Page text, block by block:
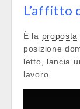
L’affitto
È la
posizione
letto, lancia
lavoro.